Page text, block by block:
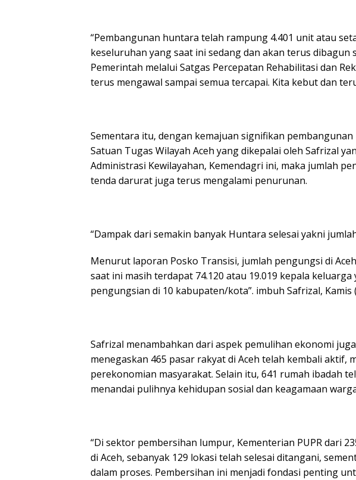
“Pembangunan huntara telah rampung 4.401 unit atau
keseluruhan yang saat ini sedang dan akan terus dibagun
Pemerintah melalui Satgas Percepatan Rehabilitasi dan
terus mengawal sampai semua tercapai. Kita kebut dan
Sementara itu, dengan kemajuan signifikan
Satuan Tugas Wilayah Aceh yang dikepalai oleh Safrizal
Administrasi Kewilayahan, Kemendagri ini, maka jumlah
tenda darurat juga terus mengalami penurunan.
“Dampak dari semakin banyak Huntara selesai yakni
Menurut laporan Posko Transisi, jumlah pengungsi di
saat ini masih terdapat 74.120 atau 19.019 kepala
pengungsian di 10 kabupaten/kota”. imbuh Safrizal, Kamis
Safrizal menambahkan dari aspek pemulihan ekonomi
menegaskan 465 pasar rakyat di Aceh telah kembali aktif,
perekonomian masyarakat. Selain itu, 641 rumah ibadah
menandai pulihnya kehidupan sosial dan keagamaan
“Di sektor pembersihan lumpur, Kementerian PUPR dari
di Aceh, sebanyak 129 lokasi telah selesai ditangani,
dalam proses. Pembersihan ini menjadi fondasi penting